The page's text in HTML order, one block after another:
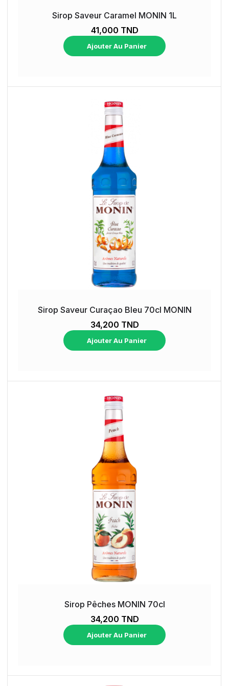
Sirop Saveur Caramel MONIN 1L
41,000 TND
Ajouter Au Panier
Sirop Saveur Curaçao Bleu 70cl MONIN
34,200 TND
Ajouter Au Panier
Sirop Pêches MONIN 70cl
34,200 TND
Ajouter Au Panier